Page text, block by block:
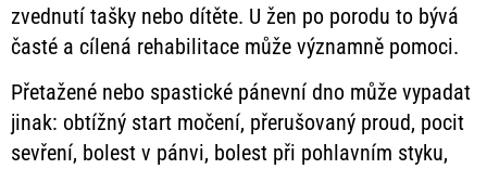
zvednutí tašky nebo dítěte. U žen po porodu to bývá
časté a cílená rehabilitace může významně pomoci.
Přetažené nebo spastické pánevní dno může vypadat
jinak: obtížný start močení, přerušovaný proud, pocit
sevření, bolest v pánvi, bolest při pohlavním styku,